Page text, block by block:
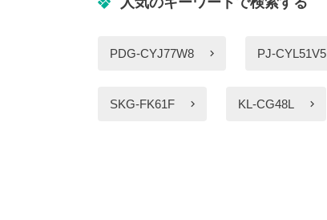
PDG-CYJ77W8 PJ-CYL51V5
SKG-FK61F KL-CG48L